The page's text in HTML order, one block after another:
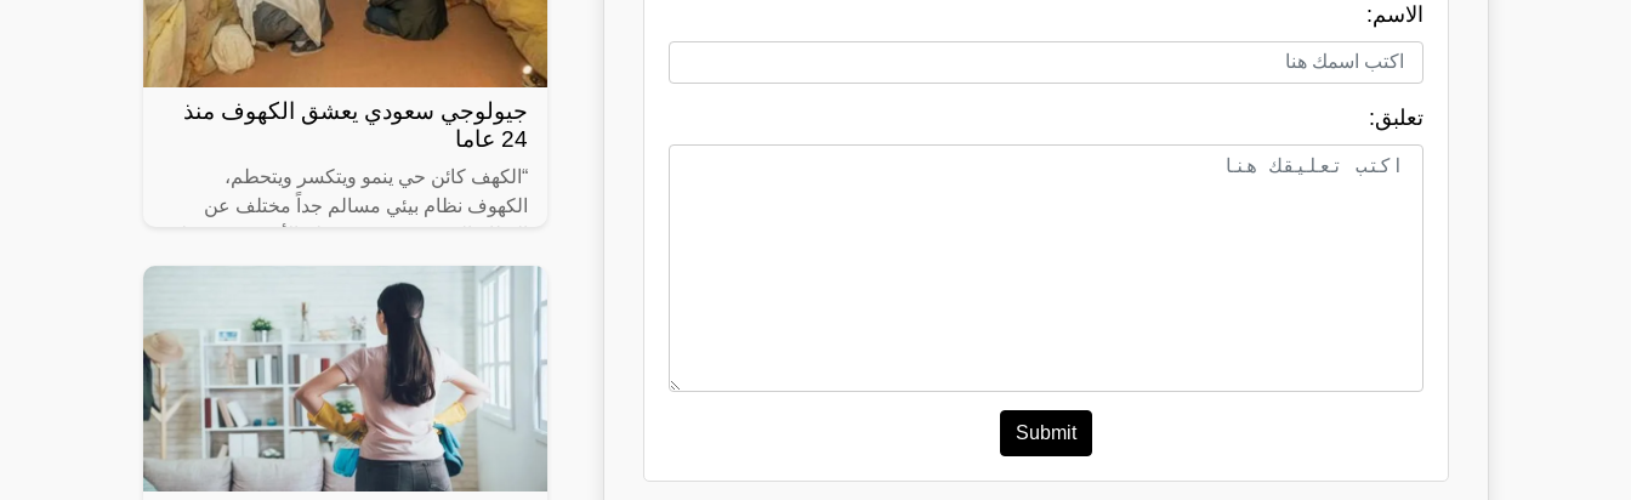
الاسم:
تعلبق:
Submit
جيولوجي سعودي يعشق الكهوف منذ
24 عاما
“الكهف كائن حي ينمو ويتكسر ويتحطم،
الكهوف نظام بيئي مسالم جداً مختلف عن
بالأسرار”.. هكذا وصف، محمود الشنطي،